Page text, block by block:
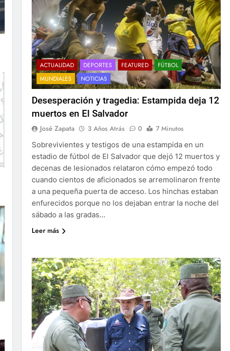
ACTUALIDAD DEPORTES FEATURED
FÚTBOL
MUNDIALES
NOTICIAS
Desesperación y tragedia: Estampida deja 12
muertos en El Salvador
José Zapata 3 Años Atrás 0
7 Minutos
Sobrevivientes y testigos de una estampida en un
estadio de fútbol de El Salvador que dejó 12 muertos y
decenas de lesionados relataron cómo empezó todo
cuando cientos de aficionados se arremolinaron frente
a una pequeña puerta de acceso. Los hinchas estaban
enfurecidos porque no los dejaban entrar la noche del
sábado a las gradas…
Leer más